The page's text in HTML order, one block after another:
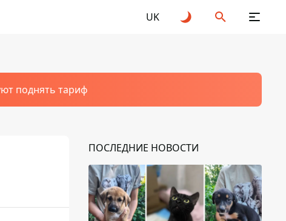
UK
поднять тариф
ПОСЛЕДНИЕ НОВОСТИ